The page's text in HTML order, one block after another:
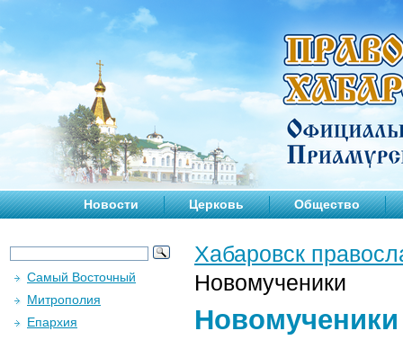
Новости Церковь Общество
Хабаровск
Новомученики
Новомученики
Самый Восточный
Митрополия
Епархия